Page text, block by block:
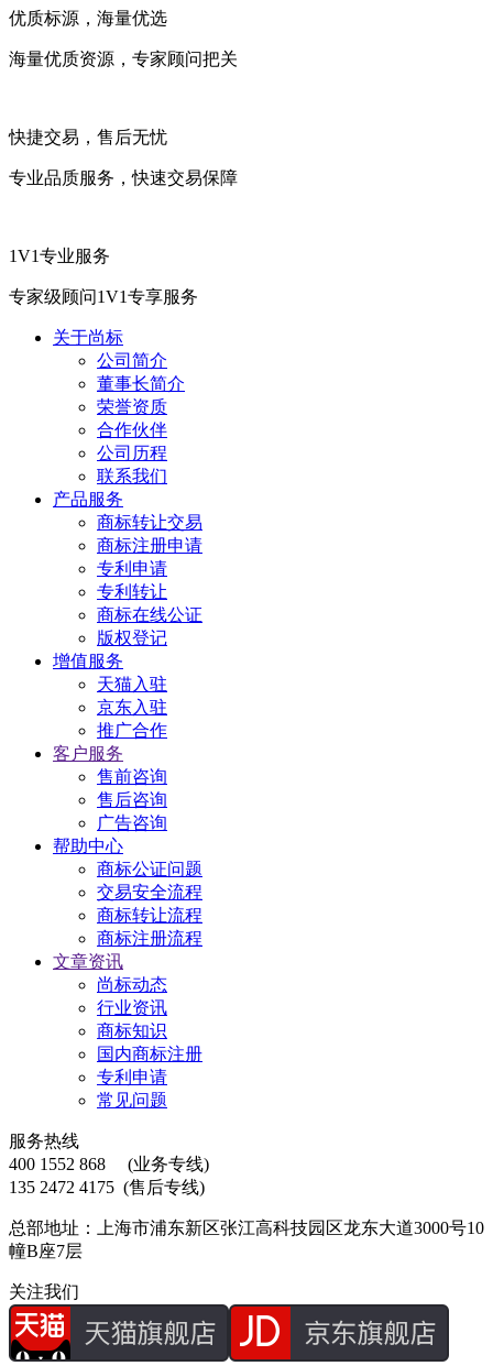
优质标源，海量优选
海量优质资源，专家顾问把关
快捷交易，售后无忧
专业品质服务，快速交易保障
1V1专业服务
专家级顾问1V1专享服务
关于尚标
公司简介
董事长简介
荣誉资质
合作伙伴
公司历程
联系我们
产品服务
商标转让交易
商标注册申请
专利申请
专利转让
商标在线公证
版权登记
增值服务
天猫入驻
京东入驻
推广合作
客户服务
售前咨询
售后咨询
广告咨询
帮助中心
商标公证问题
交易安全流程
商标转让流程
商标注册流程
文章资讯
尚标动态
行业资讯
商标知识
国内商标注册
专利申请
常见问题
服务热线
400 1552 868
(业务专线)
135 2472 4175 (售后专线)
总部地址：上海市浦东新区张江高科技园区龙东大道3000号10
幢B座7层
关注我们